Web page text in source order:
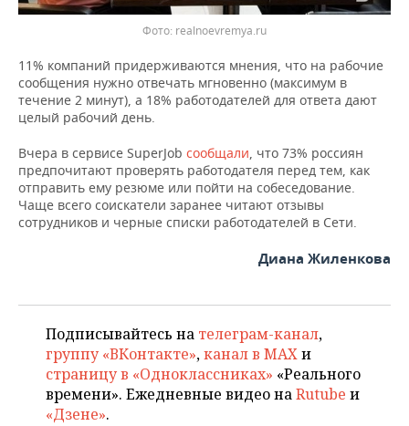
Фото: realnoevremya.ru
11% компаний придерживаются мнения, что на рабочие
сообщения нужно отвечать мгновенно (максимум в
течение 2 минут), а 18% работодателей для ответа дают
целый рабочий день.
Вчера в сервисе SuperJob сообщали, что 73% россиян
предпочитают проверять работодателя перед тем, как
отправить ему резюме или пойти на собеседование.
Чаще всего соискатели заранее читают отзывы
сотрудников и черные списки работодателей в Сети.
Диана Жиленкова
Подписывайтесь на телеграм-канал,
группу «ВКонтакте»,канал в MAXи
страницу в «Одноклассниках» «Реального
времени». Ежедневные видео наRutube и
«Дзене».